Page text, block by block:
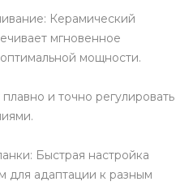
Керамический
мгновенное
мощности.
и точно регулировать
Быстрая настройка
для адаптации к разным